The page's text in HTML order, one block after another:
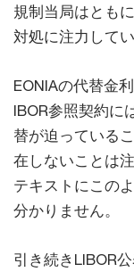
規制当局はとも
対処に注力して
EONIAの代替金
IBOR参照契約に
替が迫っている
在しないことは
テキストにこの
分かりません。
引き続きLIBOR